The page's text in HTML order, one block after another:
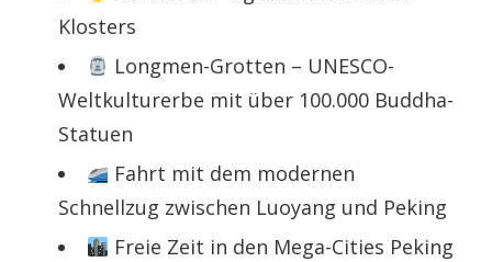
Klosters
Longmen-Grotten – UNESCO-
Weltkulturerbe mit über 100.000 Buddha-
Statuen
Fahrt mit dem modernen
Schnellzug zwischen Luoyang und Peking
Freie Zeit in den Mega-Cities Peking